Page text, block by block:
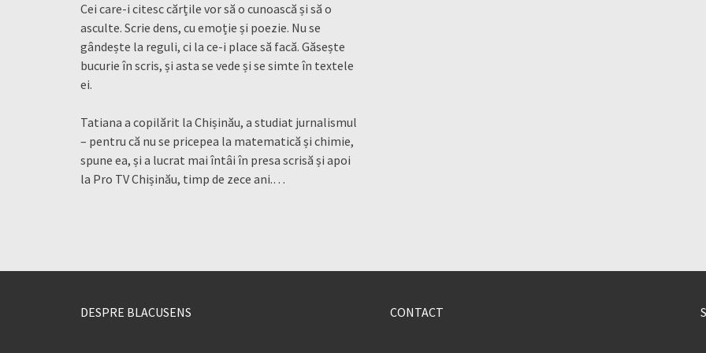
Cei care-i citesc cărțile vor să o cunoască și să o
asculte. Scrie dens, cu emoție și poezie. Nu se
gândește la reguli, ci la ce-i place să facă. Găsește
bucurie în scris, și asta se vede și se simte în textele
ei.
Tatiana a copilărit la Chișinău, a studiat jurnalismul
– pentru că nu se pricepea la matematică și chimie,
spune ea, și a lucrat mai întâi în presa scrisă și apoi
la Pro TV Chișinău, timp de zece ani.…
DESPRE BLACUSENS CONTACT